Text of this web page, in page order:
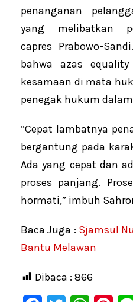
penanganan
yang melibatkan
capres Prabowo-
bahwa azas
kesamaan di mata
penegak hukum
“Cepat lambatnya
bergantung pada
Ada yang cepat dan
proses panjang.
hormati,” imbuh
Baca Juga : Sjamsul
Bantu Melawan
Dibaca : 866